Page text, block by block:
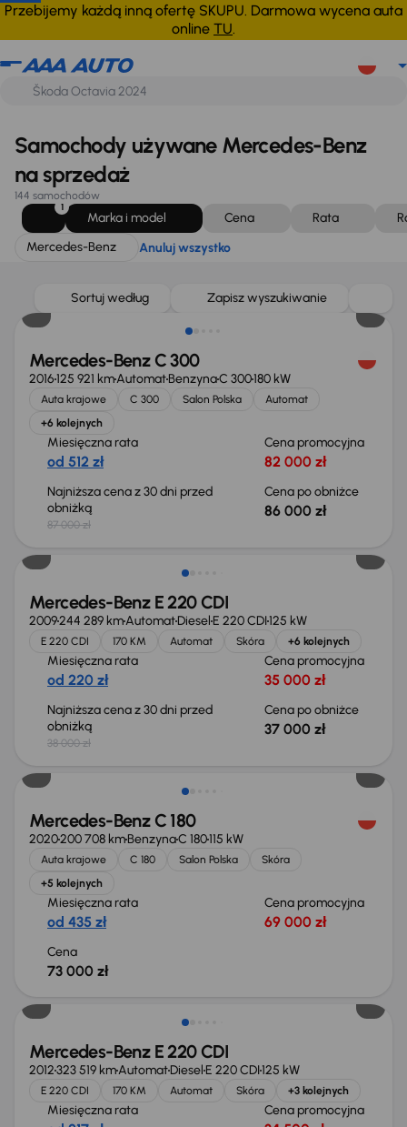
Przebijemy każdą inną ofertę SKUPU. Darmowa wycena auta
online TU.
Mercedes-Benz Anuluj wszystko
Samochody używane Mercedes-Benz
na sprzedaż
144 samochodów
1
Marka i model Cena Rata
Mercedes-Benz
Anuluj wszystko
Sortuj według Zapisz wyszukiwanie
Taniej o 1 000 zł
Mercedes-Benz C 300
2016125 921 kmAutomatBenzynaC 300180 kW
Auta krajowe C 300 Salon Polska
Automat
+6 kolejnych
Miesięczna rata
od 512 zł
Cena promocyjna
82 000 zł
Najniższa cena z 30 dni przed
obniżką
87 000 zł
Cena po obniżce
86 000 zł
Taniej o 1 000 zł
Mercedes-Benz E 220 CDI
2009244 289 kmAutomatDiesel E 220 CDI125 kW
E 220 CDI 170 KM Automat Skóra +6 kolejnych
Miesięczna rata
od 220 zł
Cena promocyjna
35 000 zł
Najniższa cena z 30 dni przed
obniżką
38 000 zł
Cena po obniżce
37 000 zł
Mercedes-Benz C 180
2020200 708 kmBenzynaC 180115 kW
Auta krajowe C 180 Salon Polska
Skóra
+5 kolejnych
Miesięczna rata
od 435 zł
Cena promocyjna
69 000 zł
Cena
73 000 zł
Mercedes-Benz E 220 CDI
2012323 519 kmAutomatDiesel E 220 CDI125 kW
E 220 CDI 170 KM Automat Skóra +3 kolejnych
Miesięczna rata Cena promocyjna